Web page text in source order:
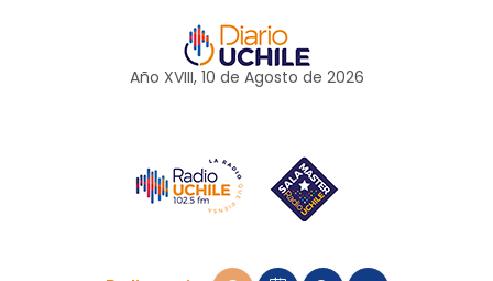
Año XVIII, 10 de Agosto de 2026